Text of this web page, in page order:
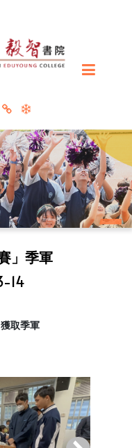
」季軍
14
取季軍